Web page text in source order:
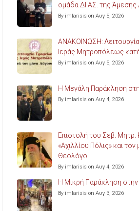
ομάδα ΔΙ.ΑΣ. της Άμεσης
By imlarisis on Αυγ 5, 2026
ΑΝΑΚΟΙΝΩΣΗ:
Ιεράς Μητροπόλεως
By imlarisis on Αυγ 5, 2026
Η Μεγάλη Παράκληση
By imlarisis on Αυγ 4, 2026
Επιστολή του Σεβ. Μητρ.
«Αχιλλίου Πόλις» και
Θεολόγο.
By imlarisis on Αυγ 4, 2026
Η Μικρή Παράκληση
By imlarisis on Αυγ 3, 2026